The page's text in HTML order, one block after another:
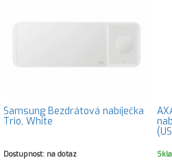
Samsung Bezdrátová nabíječka
Trio, White
Dostupnost: na dotaz